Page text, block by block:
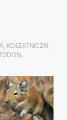
, KOSZATNICZKI,
,